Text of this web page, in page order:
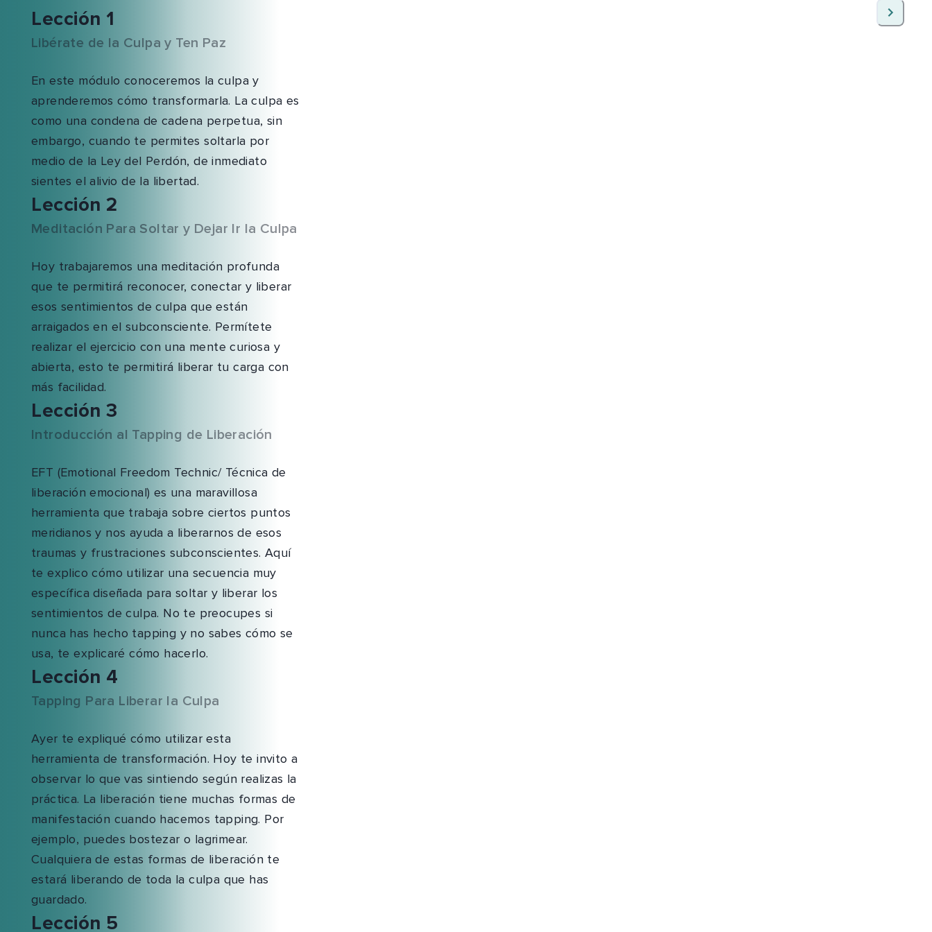
Lección 1
Libérate de la Culpa y Ten Paz
En este módulo conoceremos la culpa y
aprenderemos cómo transformarla. La culpa es
como una condena de cadena perpetua, sin
embargo, cuando te permites soltarla por
medio de la Ley del Perdón, de inmediato
sientes el alivio de la libertad.
Lección 2
Meditación Para Soltar y Dejar Ir la Culpa
Hoy trabajaremos una meditación profunda
que te permitirá reconocer, conectar y liberar
esos sentimientos de culpa que están
arraigados en el subconsciente. Permítete
realizar el ejercicio con una mente curiosa y
abierta, esto te permitirá liberar tu carga con
más facilidad.
Lección 3
Introducción al Tapping de Liberación
EFT (Emotional Freedom Technic/ Técnica de
liberación emocional) es una maravillosa
herramienta que trabaja sobre ciertos puntos
meridianos y nos ayuda a liberarnos de esos
traumas y frustraciones subconscientes. Aquí
te explico cómo utilizar una secuencia muy
específica diseñada para soltar y liberar los
sentimientos de culpa. No te preocupes si
nunca has hecho tapping y no sabes cómo se
usa, te explicaré cómo hacerlo.
Lección 4
Tapping Para Liberar la Culpa
Ayer te expliqué cómo utilizar esta
herramienta de transformación. Hoy te invito a
observar lo que vas sintiendo según realizas la
práctica. La liberación tiene muchas formas de
manifestación cuando hacemos tapping. Por
ejemplo, puedes bostezar o lagrimear.
Cualquiera de estas formas de liberación te
estará liberando de toda la culpa que has
guardado.
Lección 5